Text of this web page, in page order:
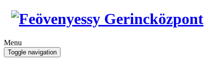
Menu
Toggle navigation